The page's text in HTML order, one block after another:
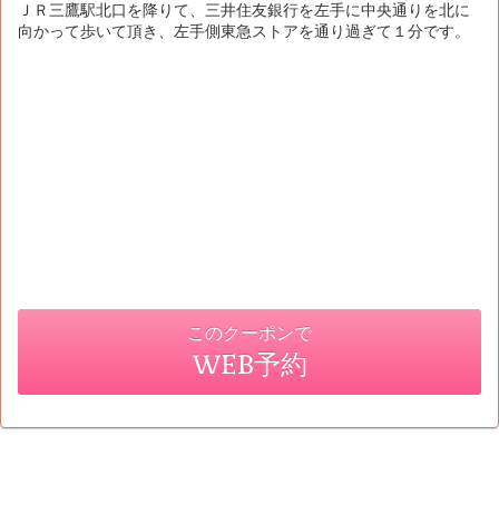
ＪＲ三鷹駅北口を降りて、三井住友銀行を左手に中央通りを北に
向かって歩いて頂き、左手側東急ストアを通り過ぎて１分です。
このクーポンで
WEB予約